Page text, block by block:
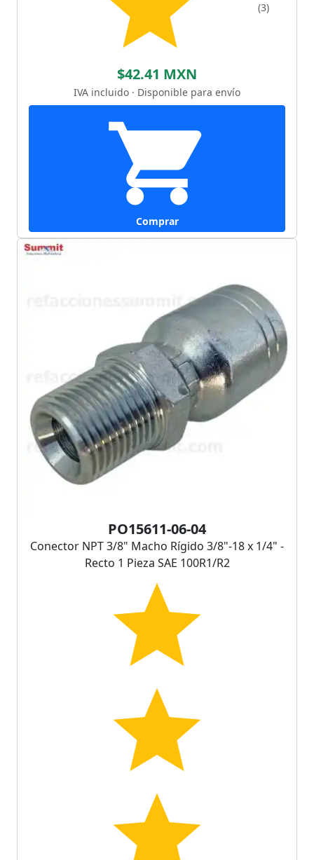
(3)
$42.41 MXN
IVA incluido · Disponible para envío
Comprar
PO15611-06-04
Conector NPT 3/8" Macho Rígido 3/8"-18 x 1/4" -
Recto 1 Pieza SAE 100R1/R2